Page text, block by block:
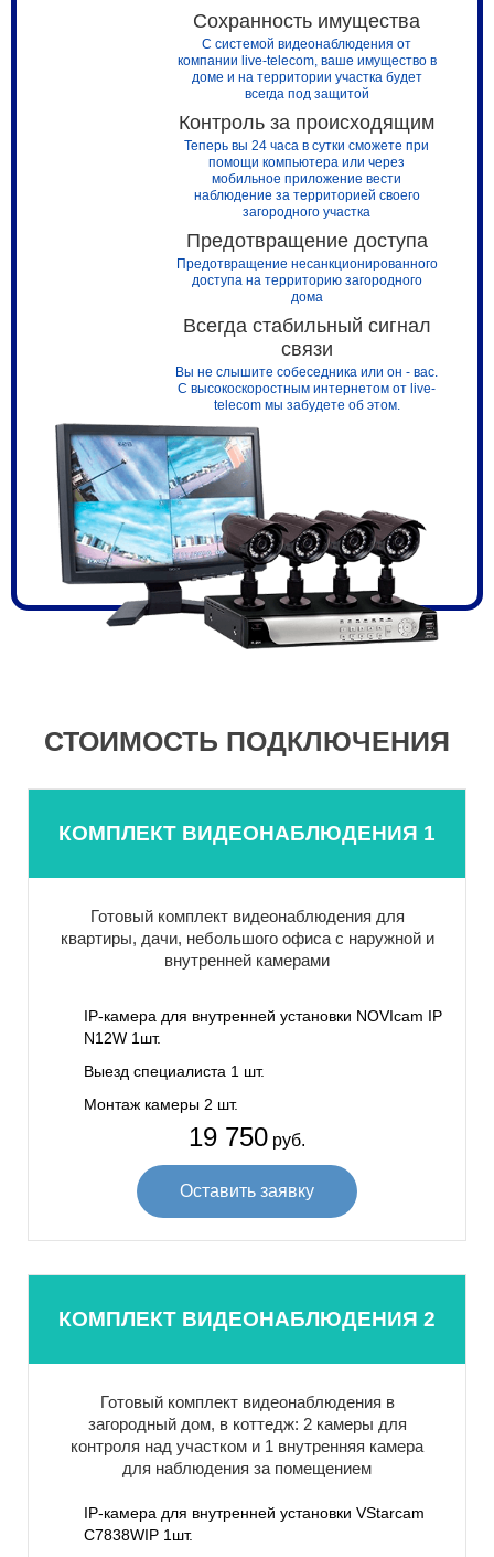
Сохранность имущества
С системой видеонаблюдения от
компании live-telecom, ваше имущество в
доме и на территории участка будет
всегда под защитой
Контроль за происходящим
Теперь вы 24 часа в сутки сможете при
помощи компьютера или через
мобильное приложение вести
наблюдение за территорией своего
загородного участка
Предотвращение доступа
Предотвращение несанкционированного
доступа на территорию загородного
дома
Всегда стабильный сигнал
связи
Вы не слышите собеседника или он - вас.
С высокоскоростным интернетом от live-
telecom мы забудете об этом.
СТОИМОСТЬ ПОДКЛЮЧЕНИЯ
КОМПЛЕКТ ВИДЕОНАБЛЮДЕНИЯ 1
Готовый комплект видеонаблюдения для
квартиры, дачи, небольшого офиса с наружной и
внутренней камерами
IP-камера для внутренней установки NOVIcam IP
N12W 1шт.
Выезд специалиста 1 шт.
Монтаж камеры 2 шт.
19 750 руб.
Оставить заявку
КОМПЛЕКТ ВИДЕОНАБЛЮДЕНИЯ 2
Готовый комплект видеонаблюдения в
загородный дом, в коттедж: 2 камеры для
контроля над участком и 1 внутренняя камера
для наблюдения за помещением
IP-камера для внутренней установки VStarcam
C7838WIP 1шт.